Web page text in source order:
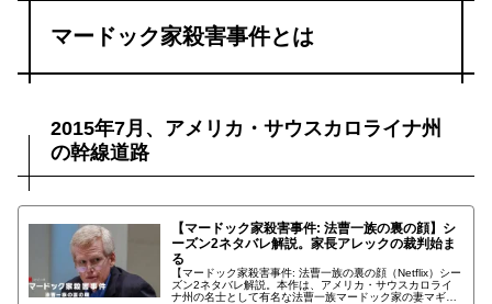
マードック家殺害事件とは
2015年7月、アメリカ・サウスカロライナ州
の幹線道路
【マードック家殺害事件: 法曹一族の裏の顔】シ
ーズン2ネタバレ解説。家長アレックの裁判始ま
る
【マードック家殺害事件: 法曹一族の裏の顔（Netflix）シー
ズン2ネタバレ解説。本作は、アメリカ・サウスカロライ
ナ州の名士として有名な法曹一族マードック家の妻マギー